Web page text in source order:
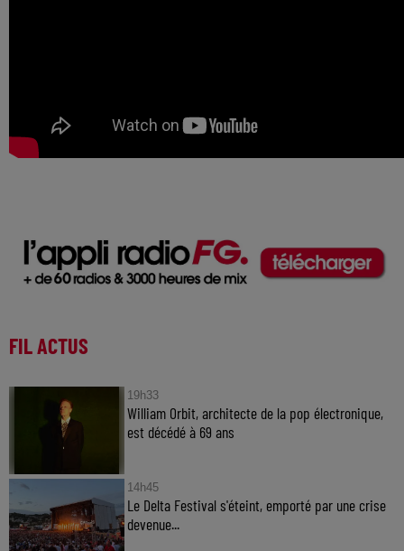
FIL ACTUS
19h33
William Orbit, architecte de la pop électronique,
est décédé à 69 ans
14h45
Le Delta Festival s'éteint, emporté par une crise
devenue...